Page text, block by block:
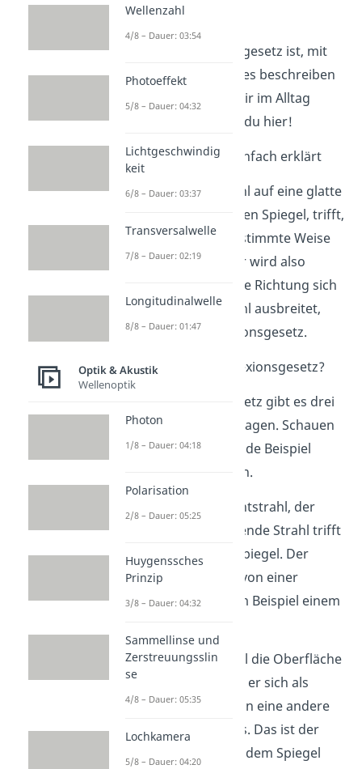
VIDEOSKRIPT
Was das Reflexionsgesetz ist, mit
welcher Formel du es beschreiben
kannst und wo es dir im Alltag
begegnet, erfährst du hier!
Reflexionsgesetz einfach erklärt
Wenn ein Lichtstrahl auf eine glatte
Oberfläche, wie einen Spiegel, trifft,
wird er auf eine bestimmte Weise
zurückgeworfen. Er wird also
reflektiert. In welche Richtung sich
dabei der Lichtstrahl ausbreitet,
sagt dir das Reflexionsgesetz.
Wie lautet das Reflexionsgesetz?
Beim Reflexionsgesetz gibt es drei
grundlegende Aussagen. Schauen
wir dazu das folgende Beispiel
Schritt für Schritt an.
Stell dir vor, ein Lichtstrahl, der
sogenannte einfallende Strahl trifft
auf einen ebenen Spiegel. Der
Lichtstrahl kommt von einer
Lichtquelle, wie zum Beispiel einem
Nachdem der Strahl die Oberfläche
erreicht hat, breitet er sich als
reflektierter Strahl in eine andere
Richtung weiter aus. Das ist der
Strahl, der sich von dem Spiegel
Wellenzahl
4/8 – Dauer: 03:54
Photoeffekt
5/8 – Dauer: 04:32
Lichtgeschwindig
keit
6/8 – Dauer: 03:37
Transversalwelle
7/8 – Dauer: 02:19
Longitudinalwelle
8/8 – Dauer: 01:47
Optik & Akustik
Wellenoptik
Photon
1/8 – Dauer: 04:18
Polarisation
2/8 – Dauer: 05:25
Huygenssches
Prinzip
3/8 – Dauer: 04:32
Sammellinse und
Zerstreuungsslin
se
4/8 – Dauer: 05:35
Lochkamera
5/8 – Dauer: 04:20